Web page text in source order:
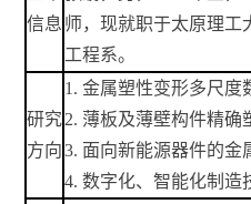
信息 师，现就职于太原理工
工程系。
研究
方向
1.金属塑性变形多尺度
2. 薄板及薄壁构件精确
3. 面向新能源器件的金
4. 数字化、智能化制造